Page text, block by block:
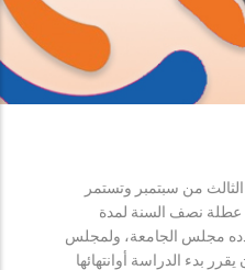
من سبتمبر وتستمر
عطلة نصف السنة لمدة
مجلس الجامعة، ولمجلس
بدء الدراسة أوانتهائها